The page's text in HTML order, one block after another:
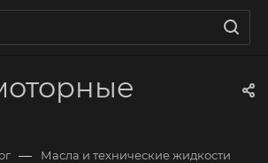
— Масла и технические жидкости